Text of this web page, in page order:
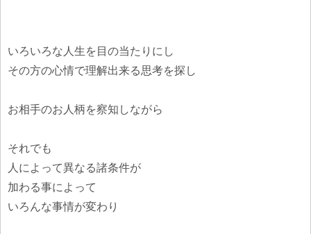
いろいろな人生を目の当たりにし
その方の心情で理解出来る思考を探し
お相手のお人柄を察知しながら
それでも
人によって異なる諸条件が
加わる事によって
いろんな事情が変わり